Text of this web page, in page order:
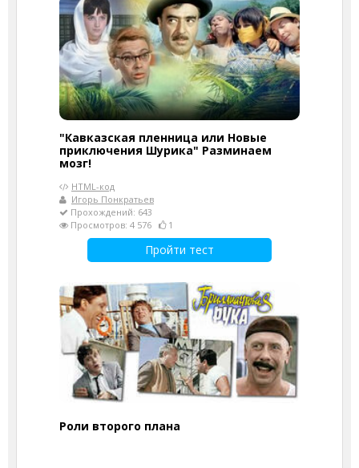
"Кавказская пленница или Новые
приключения Шурика" Разминаем
мозг!
HTML-код
Игорь Понкратьев
Прохождений: 643
Просмотров: 4 576
1
Пройти тест
Роли второго плана